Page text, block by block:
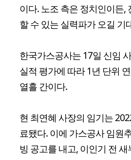
이다. 노조 측은 정치인이든,
할 수 있는 실력파가 오길 기
한국가스공사는 17일 신임
실적 평가에 따라 1년 단위
열흘 간이다.
현 최연혜 사장의 임기는
료됐다. 이에 가스공사 임원
빙 공고를 내고, 이인기 전